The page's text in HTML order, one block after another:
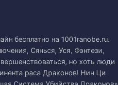
бесплатно на 1001ranobe.ru.
Сянься, Уся, Фэнтези,
но хоть люди
раса Драконов! Нин Ци